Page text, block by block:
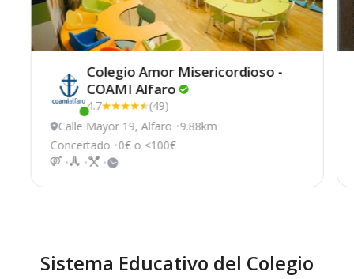
Este centro ha estado online recientemente
Colegio Amor Misericordioso -
COAMIAlfaro
4.7
(49)
Calle Mayor 19, Alfaro 9.88km
Concertado 0€ o <100€
Sistema Educativo del Colegio